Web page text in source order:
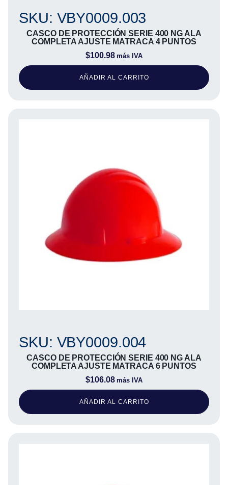
SKU: VBY0009.003
CASCO DE PROTECCIÓN SERIE 400 NG ALA
COMPLETA AJUSTE MATRACA 4 PUNTOS
$100.98 más IVA
AÑADIR AL CARRITO
SKU: VBY0009.004
CASCO DE PROTECCIÓN SERIE 400 NG ALA
COMPLETA AJUSTE MATRACA 6 PUNTOS
$106.08 más IVA
AÑADIR AL CARRITO